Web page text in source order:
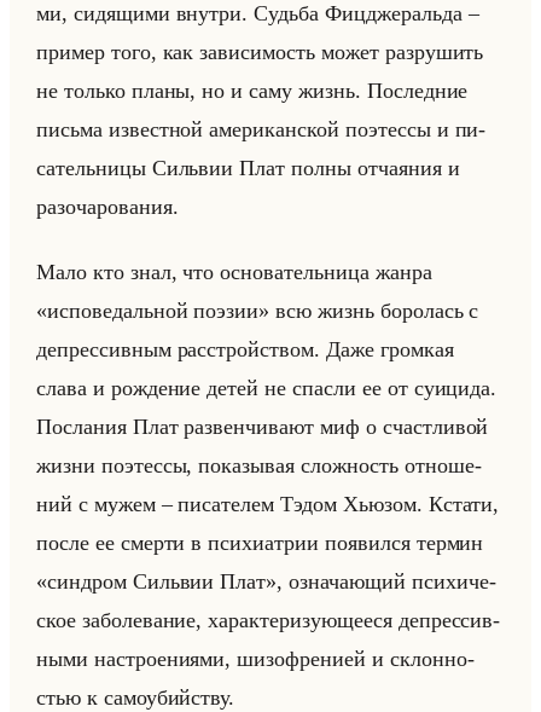
ми, си­дя­щи­ми внут­ри. Судьба Фиц­дже­ральда –
при­мер того, как за­ви­си­мость может раз­ру­шить
не только планы, но и саму жизнь. По­след­ние
письма из­вест­ной аме­ри­кан­ской по­этес­сы и пи­
са­тельни­цы Сильвии Плат полны от­ча­яния и
разо­ча­ро­ва­ния.
Мало кто знал, что ос­но­ва­тельни­ца жанра
«исповедальной поэзии» всю жизнь бо­ро­лась с
де­прес­сив­ным рас­стройством. Даже гром­кая
слава и рож­де­ние детей не спас­ли ее от су­ици­да.
По­сла­ния Плат раз­вен­чи­ва­ют миф о счаст­ли­вой
жизни по­этес­сы, по­ка­зы­вая слож­ность от­но­ше­
ний с мужем – пи­са­те­лем Тэдом Хью­зом. Кста­ти,
после ее смер­ти в пси­хи­ат­рии по­явил­ся тер­мин
«синдром Сильвии Плат», озна­ча­ющий пси­хи­че­
ское за­бо­ле­ва­ние, ха­рак­те­ри­зу­юще­еся де­прес­сив­
ны­ми на­стро­ени­ями, ши­зо­фре­ни­ей и склон­но­
стью к са­мо­убийству.